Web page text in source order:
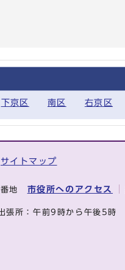
下京区 南区 右京区
サイトマップ
番地 市役所へのアクセス
張所：午前9時から午後5時